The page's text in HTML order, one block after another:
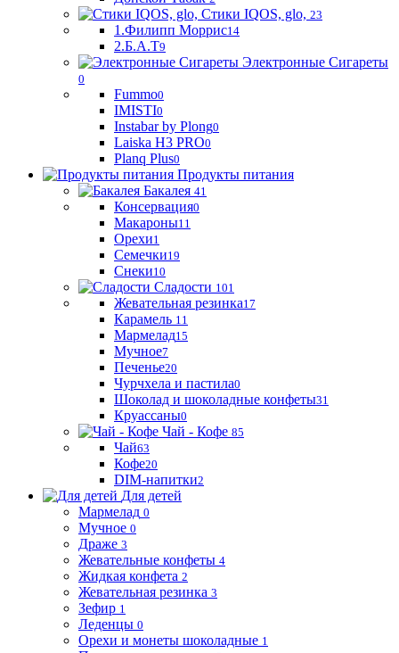
Стики IQOS, glo, 23
1.Филипп Моррис14
2.Б.А.Т9
Электронные Сигареты
0
Fummo0
IMISTI0
Instabar by Plong0
Laiska H3 PRO0
Planq Plus0
Продукты питания
Бакалея 41
Консервация0
Макароны11
Орехи1
Семечки19
Снеки10
Сладости 101
Жевательная резинка17
Карамель 11
Мармелад15
Мучное7
Печенье20
Чурчхела и пастила0
Шоколад и шоколадные конфеты31
Круассаны0
Чай - Кофе 85
Чай63
Кофе20
DIM-напитки2
Для детей
Мармелад 0
Мучное 0
Драже 3
Жевательные конфеты 4
Жидкая конфета 2
Жевательная резинка 3
Зефир 1
Леденцы 0
Орехи и монеты шоколадные 1